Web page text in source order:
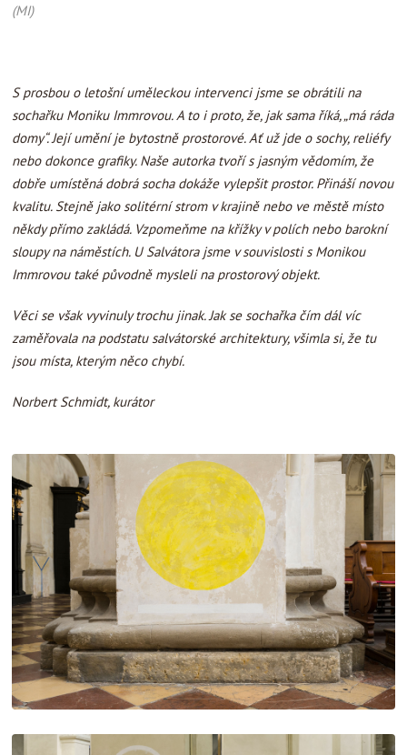
(MI)
S prosbou o letošní uměleckou intervenci jsme se obrátili na
sochařku Moniku Immrovou. A to i proto, že, jak sama říká, „má ráda
domy“. Její umění je bytostně prostorové. Ať už jde o sochy, reliéfy
nebo dokonce grafiky. Naše autorka tvoří s jasným vědomím, že
dobře umístěná dobrá socha dokáže vylepšit prostor. Přináší novou
kvalitu. Stejně jako solitérní strom v krajině nebo ve městě místo
někdy přímo zakládá. Vzpomeňme na křížky v polích nebo barokní
sloupy na náměstích. U Salvátora jsme v souvislosti s Monikou
Immrovou také původně mysleli na prostorový objekt.
Věci se však vyvinuly trochu jinak. Jak se sochařka čím dál víc
zaměřovala na podstatu salvátorské architektury, všimla si, že tu
jsou místa, kterým něco chybí.
Norbert Schmidt, kurátor